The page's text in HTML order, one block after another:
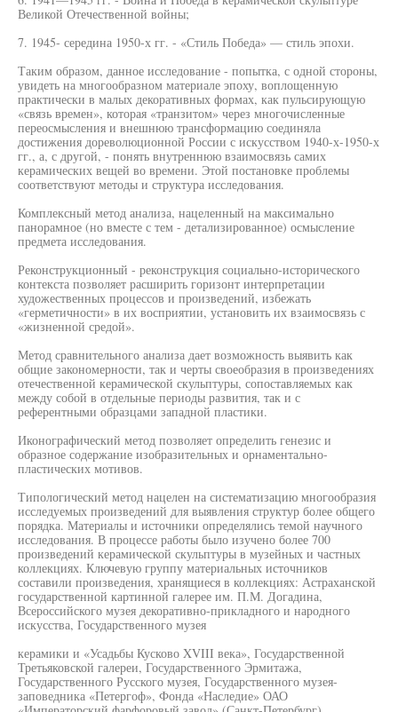
Великой Отечественной войны;
7. 1945- середина 1950-х гг. - «Стиль Победа» — стиль эпохи.
Таким образом, данное исследование - попытка, с одной стороны,
увидеть на многообразном материале эпоху, воплощенную
практически в малых декоративных формах, как пульсирующую
«связь времен», которая «транзитом» через многочисленные
переосмысления и внешнюю трансформацию соединяла
достижения дореволюционной России с искусством 1940-х-1950-х
гг., а, с другой, - понять внутреннюю взаимосвязь самих
керамических вещей во времени. Этой постановке проблемы
соответствуют методы и структура исследования.
Комплексный метод анализа, нацеленный на максимально
панорамное (но вместе с тем - детализированное) осмысление
предмета исследования.
Реконструкционный - реконструкция социально-исторического
контекста позволяет расширить горизонт интерпретации
художественных процессов и произведений, избежать
«герметичности» в их восприятии, установить их взаимосвязь с
«жизненной средой».
Метод сравнительного анализа дает возможность выявить как
общие закономерности, так и черты своеобразия в произведениях
отечественной керамической скульптуры, сопоставляемых как
между собой в отдельные периоды развития, так и с
референтными образцами западной пластики.
Иконографический метод позволяет определить генезис и
образное содержание изобразительных и орнаментально-
пластических мотивов.
Типологический метод нацелен на систематизацию многообразия
исследуемых произведений для выявления структур более общего
порядка. Материалы и источники определялись темой научного
исследования. В процессе работы было изучено более 700
произведений керамической скульптуры в музейных и частных
коллекциях. Ключевую группу материальных источников
составили произведения, хранящиеся в коллекциях: Астраханской
государственной картинной галерее им. П.М. Догадина,
Всероссийского музея декоративно-прикладного и народного
искусства, Государственного музея
керамики и «Усадьбы Кусково XVIII века», Государственной
Третьяковской галереи, Государственного Эрмитажа,
Государственного Русского музея, Государственного музея-
заповедника «Петергоф», Фонда «Наследие» ОАО